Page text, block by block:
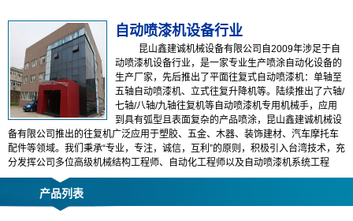
自动喷漆机设备行业
昆山鑫建诚机械设备有限公司自2009年涉足于自
动喷漆机设备行业，是一家专业生产喷涂自动化设备的
生产厂家，先后推出了平面往复式自动喷漆机：单轴至
五轴自动喷漆机、立式往复升降机等。陆续推出了六轴/
七轴/八轴/九轴往复机等自动喷漆机专用机械手，应用
到具有弧型且表面复杂的产品喷涂，昆山鑫建诚机械设
备有限公司推出的往复机广泛应用于塑胶、五金、木器、装饰建材、汽车摩托车
配件等领域。我们秉承“专业，专注，诚信，互利”的原则，积极引入台湾技术，充
分发挥公司多位高级机械结构工程师、自动化工程师以及自动喷漆机系统工程
产品列表